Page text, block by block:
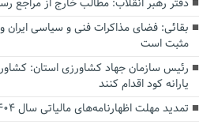
بقائی: فضای مذاکرات فنی و سیاسی ایران
مثبت است
رئیس سازمان جهاد کشاورزی استان:
یارانه کود اقدام کنند
تمدید مهلت اظهارنامه‌های مالیاتی سال ۱۴۰۴ تا پایان شهریورماه